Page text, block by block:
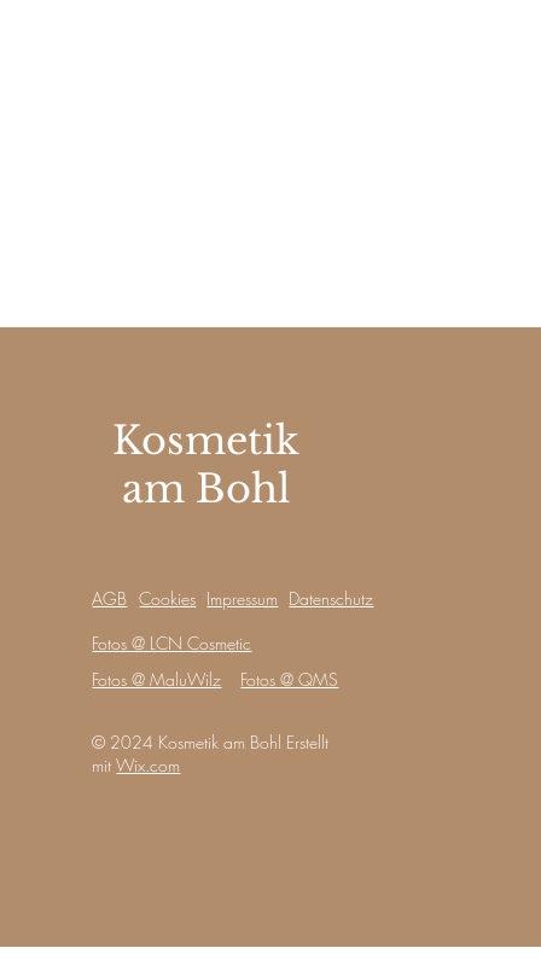
Kosmetik
am Bohl
AGB Cookies Impressum Datenschutz
Fotos @ LCN Cosmetic
Fotos @ MaluWilz
Fotos @ QMS
© 2024 Kosmetik am Bohl Erstellt
mitWix.com